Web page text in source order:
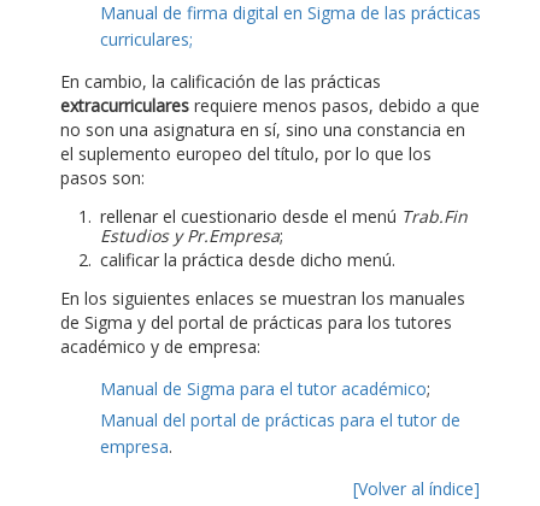
Manual de firma digital en Sigma de las prácticas
curriculares;
En cambio, la calificación de las prácticas
extracurriculares requiere menos pasos, debido a que
no son una asignatura en sí, sino una constancia en
el suplemento europeo del título, por lo que los
pasos son:
rellenar el cuestionario desde el menú Trab.Fin
Estudios y Pr.Empresa;
calificar la práctica desde dicho menú.
En los siguientes enlaces se muestran los manuales
de Sigma y del portal de prácticas para los tutores
académico y de empresa:
Manual de Sigma para el tutor académico;
Manual del portal de prácticas para el tutor de
empresa.
[Volver al índice]